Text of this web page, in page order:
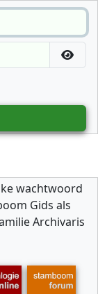
wachtwoord
Gids als
Archivaris